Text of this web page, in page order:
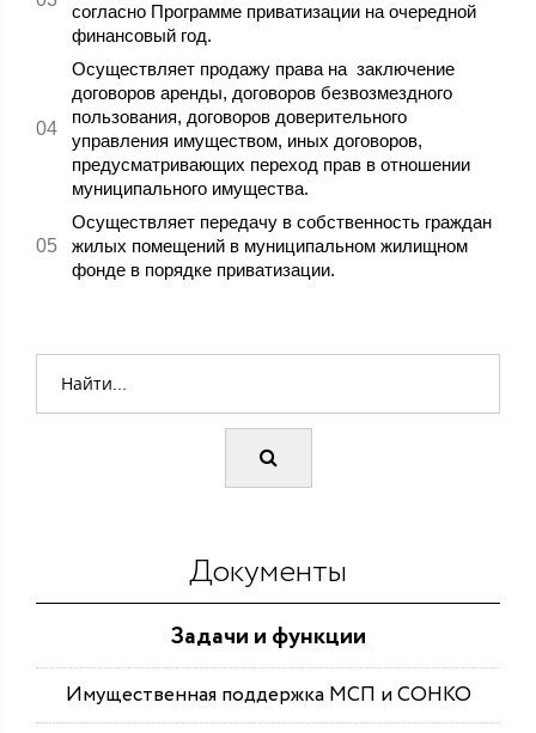
согласно Программе приватизации на очередной
финансовый год.
Осуществляет продажу права на заключение
договоров аренды, договоров безвозмездного
пользования, договоров доверительного
управления имуществом, иных договоров,
предусматривающих переход прав в отношении
муниципального имущества.
Осуществляет передачу в собственность граждан
жилых помещений в муниципальном жилищном
фонде в порядке приватизации.
Документы
Задачи и функции
Имущественная поддержка МСП и СОНКО